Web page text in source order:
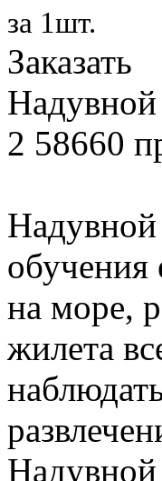
за 1шт.
Заказать
2 58660
обучения
на море,
жилета
Надувной